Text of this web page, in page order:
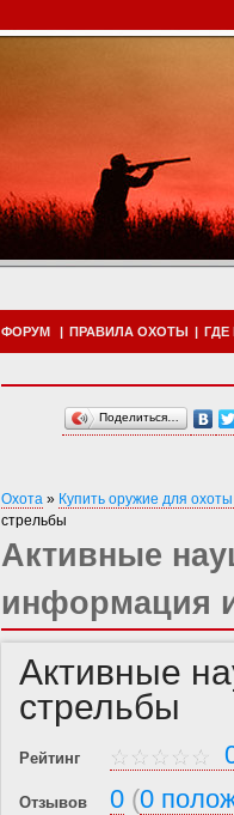
ФОРУМ | ПРАВИЛА ОХОТЫ | ГДЕ
Поделиться…
Охота » Купить оружие для
стрельбы
Активные
информация
Активные
стрельбы
Рейтинг
Отзывов 0 (0